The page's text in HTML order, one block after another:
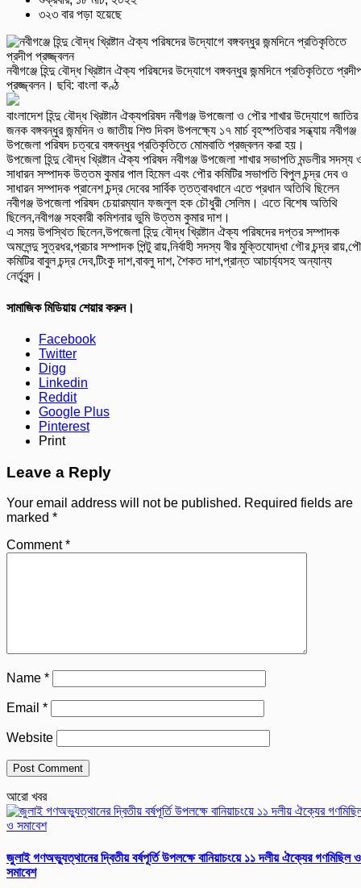
৩২৩ বার পড়া হয়েছে
নবীগঞ্জে হিন্দু বৌদ্ধ খ্রিষ্টান ঐক্য পরিষদের উদ্যােগে বঙ্গবন্ধুর জন্মদিনে প্রতিকৃতিতে
প্রজ্জ্বলন। ছবি: বাংলা কণ্ঠ
বাংলাদেশ হিন্দু বৌদ্ধ খ্রিষ্টান ঐক্যপরিষদ নবীগঞ্জ উপজেলা ও পৌর শাখার উদ্যােগে জাতির
জনক বঙ্গবন্ধুর জন্মদিন ও জাতীয় শিশু দিবস উপলক্ষ্যে ১৭ মার্চ বৃহস্পতিবার সন্ধ্যায় নবীগঞ্জ
উপজেলা পরিষদ চত্বরে বঙ্গবন্ধুর প্রতিকৃতিতে মোমবাতি প্রজ্বলন করা হয়।
উপজেলা হিন্দু বৌদ্ধ খ্রিষ্টান ঐক্য পরিষদ নবীগঞ্জ উপজেলা শাখার সভাপতি মন্ডলীর সদস্য
সাধারন সম্পাদক উত্তম কুমার পাল হিমেল এবং পৌর কমিটির সভাপতি বিপুল চন্দ্র দেব ও
সাধারন সম্পাদক প্রানেশ চন্দ্র দেবের সার্বিক ত্তত্বাবধানে এতে প্রধান অতিথি ছিলেন
নবীগঞ্জ উপজেলা পরিষদ চেয়ারম্যান ফজলুল হক চৌধুরী সেলিম। এতে বিশেষ অতিথি
ছিলেন,নবীগঞ্জ সহকারী কমিশনার ভুমি উত্তম কুমার দাশ।
এ সময় উপস্থিত ছিলেন,উপজেলা হিন্দু বৌদ্ধ খ্রিষ্টান ঐক্য পরিষদের দপ্তর সম্পাদক
অমলেন্দু সুত্রধর,প্রচার সম্পাদক পিন্টু রায়,নির্বাহী সদস্য বীর মুক্তিযোদ্ধা গৌর চন্দ্র
কমিটির বাবুল চন্দ্র দেব,টিংকু দাশ,বাবলু দাশ, শৈকত দাশ,প্রান্ত আচার্য্যসহ অন্যান্য
নের্তৃবৃন্দ।
সামাজিক মিডিয়ায় শেয়ার করুন।
Facebook
Twitter
Digg
Linkedin
Reddit
Google Plus
Pinterest
Print
Leave a Reply
Your email address will not be published. Required fields are
marked *
Comment*
Name *
Email *
Website
আরো খবর
জুলাই গণঅভ্যুত্থানের দ্বিতীয় বর্ষপূর্তি উপলক্ষে বানিয়াচংয়ে ১১ দলীয় ঐক্যের গণমিছিল ও
সমাবেশ